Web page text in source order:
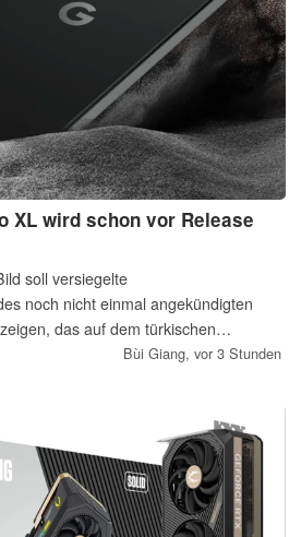
XL wird schon vor Release
soll versiegelte
noch nicht einmal angekündigten
das auf dem türkischen
für umgerechnet fast 1.500 Euro
Bùi Giang, vor 3 Stunden